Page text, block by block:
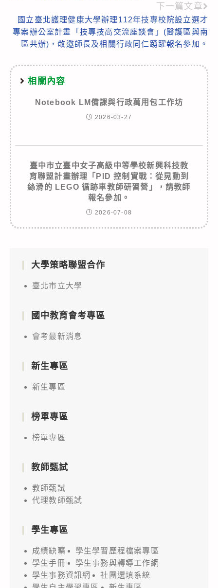
下一篇文章
國立臺北護理健康大學辦理112年技專校院設立選才
專案辦公室計畫「技專技高交流座談會」(醫護區與南
區共辦)，敬邀師長及相關行政同仁踴躍報名參加。
相關內容
Notebook LM備課與行政萬用包工作坊
2026-03-27
臺中市立臺中女子高級中等學校新興科技教
育聯盟計畫辦理「PID 控制實戰：從晃動到
絲滑的 LEGO 循跡車教師研習營」，請教師
報名參加。
2026-07-08
大學策略聯盟合作
臺北市立大學
國中教育會考專區
會考最新消息
新生專區
新生專區
榜單專區
榜單專區
教師甄試
教師甄試
代理教師甄試
學生專區
成績缺曠
學生學習歷程檔案專區
學生手冊
學生事務與轉導工作網
學生事務資訊網
社團選填系統